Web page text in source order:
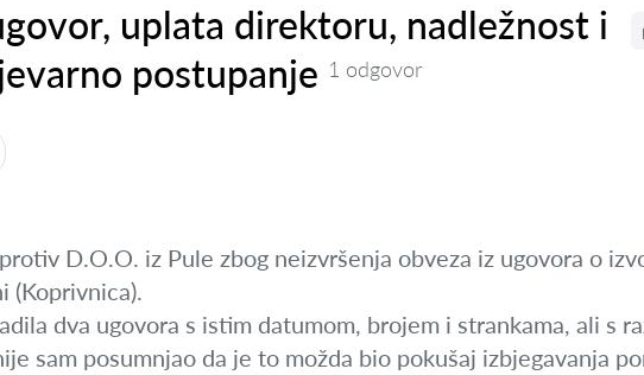
uplata direktoru, nadležnost i
postupanje 1 odgovor
D.O.O. iz Pule zbog neizvršenja obveza iz ugovora o
(Koprivnica).
dva ugovora s istim datumom, brojem i strankama, ali s
sam posumnjao da je to možda bio pokušaj izbjegavanja